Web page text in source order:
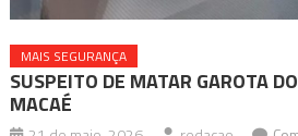
MAIS SEGURANÇA
SUSPEITO DE MATAR GAROTA
MACAÉ